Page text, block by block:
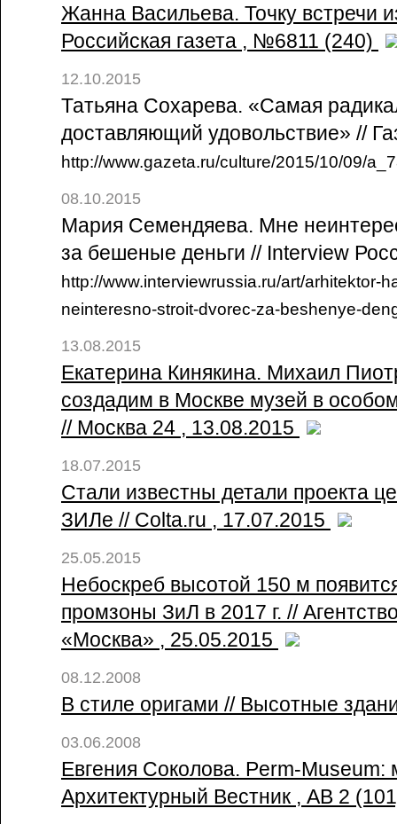
Жанна Васильева. Точку встречи
Российская газета , №6811 (240)
12.10.2015
Татьяна Сохарева. «Самая
доставляющий удовольствие» //
http://www.gazeta.ru/culture/2015/10/09/
08.10.2015
Мария Семендяева. Мне
за бешеные деньги // Interview
http://www.interviewrussia.ru/art/arhitektor-
neinteresno-stroit-dvorec-za-beshenye-
13.08.2015
Екатерина Кинякина. Михаил
создадим в Москве музей в
// Москва 24 , 13.08.2015
18.07.2015
Стали известны детали проекта
ЗИЛе // Colta.ru , 17.07.2015
25.05.2015
Небоскреб высотой 150 м
промзоны ЗиЛ в 2017 г. //
«Москва» , 25.05.2015
08.12.2008
В стиле оригами // Высотные
03.06.2008
Евгения Соколова. Perm-Museum:
Архитектурный Вестник , АВ 2